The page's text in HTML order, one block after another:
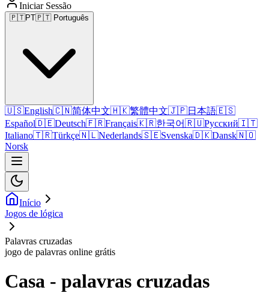
Iniciar Sessão
🇵🇹PT🇵🇹 Português
🇺🇸English🇨🇳简体中文🇭🇰繁體中文🇯🇵日本語🇪🇸
Español🇩🇪Deutsch🇫🇷Français🇰🇷한국어🇷🇺Русский🇮🇹
Italiano🇹🇷Türkçe🇳🇱Nederlands🇸🇪Svenska🇩🇰Dansk🇳🇴
Norsk
Início
Jogos de lógica
Palavras cruzadas
jogo de palavras online grátis
Casa - palavras cruzadas